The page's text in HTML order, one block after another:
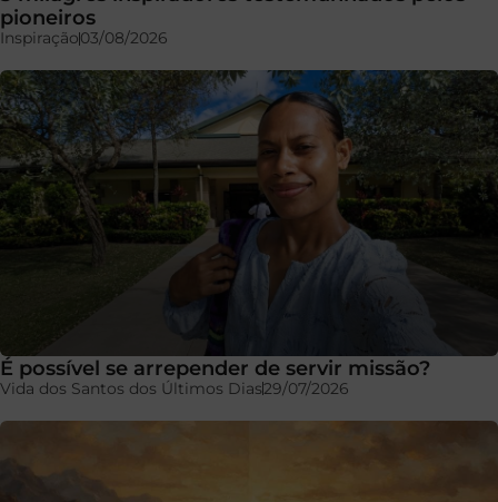
pioneiros
Inspiração03/08/2026
É possível se arrepender de servir missão?
Vida dos Santos dos Últimos Dias29/07/2026